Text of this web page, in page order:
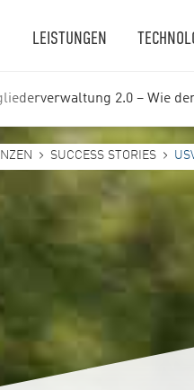
LEISTUNGEN
SUCCESS STORIES
2.0 – Wie